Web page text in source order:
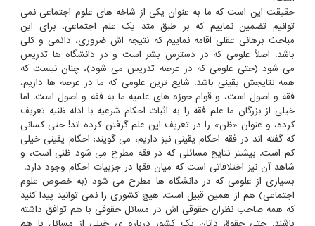
حقیقت این است که ما به عنوان یکی از شاخه های علوم اجتماعی نمی
توانیم تضمین نماییم که بر طبق متد یک علم اجتماعی، برای این
مباحث برهانی عقلی اقامه نماییم که نتیجه اش ضروری، دائمی و کلی
باشد. اصلاً علومی که در دسترس بشر است و در دانشگاه ها تدریس
می شود (حتی علومی که در عرصه تدریس می شود)، چنان نیست که
همه نتایجش یقینی باشد. شایع ترین علومی که ما در عرصه ها داریم،
فقه و اصول است، و قوام حوزه های علمیه ما به فقه و اصول است. اما
خیلی از بزرگان ما علم فقه را به اثبات احکام شرعیه با ادله ظنیه تعریف
کرده، و عنوان «ظن» را در تعریف این علم گرفتن کرده اند! حتی کسانی
که گفته اند در فقه احکام یقینی نیز داریم، می گویند: احکام یقینی خیلی
کم است. بیشتر نتایج مسائلی که در فقه مطرح می شود ظنی است، و
شاهد آن نیز اختلافاتی است که میان فقها در جزییات احکام وجود دارد.
بسیاری از علومی که در دانشگاه ها مطرح می شود (به خصوص علوم
اجتماعی) هم از همین قبیل است. هیچ کشوری را نمی توانید پیدا کنید
که همه صاحب نظران حقوقی اش در مسائل حقوقی با هم توافق داشته
باشند. حتی حقوق دانان یک کشور درباره ی خیلی از مسائل با هم